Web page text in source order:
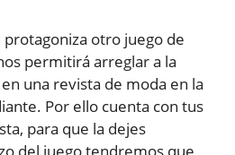
protagoniza otro juego de
permitirá arreglar a la
una revista de moda en la
Por ello cuenta con tus
para que la dejes